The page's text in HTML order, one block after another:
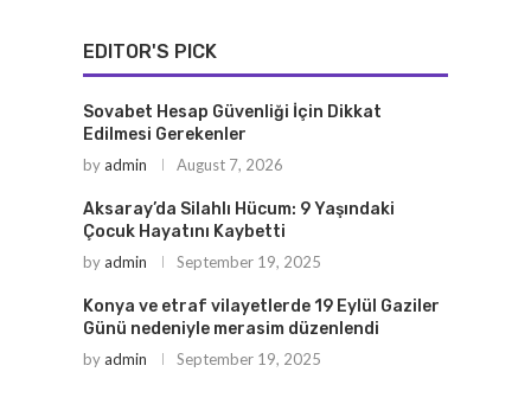
EDITOR'S PICK
Sovabet Hesap Güvenliği İçin Dikkat
Edilmesi Gerekenler
byadmin August 7, 2026
Aksaray’da Silahlı Hücum: 9 Yaşındaki
Çocuk Hayatını Kaybetti
byadmin September 19, 2025
Konya ve etraf vilayetlerde 19 Eylül Gaziler
Günü nedeniyle merasim düzenlendi
byadmin September 19, 2025